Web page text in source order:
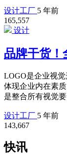
设计工厂 5 年前
165,557
设计
品牌干货
LOGO是企业视
体现企业内在素
是整合所有视觉
设计工厂 5 年前
143,667
快讯